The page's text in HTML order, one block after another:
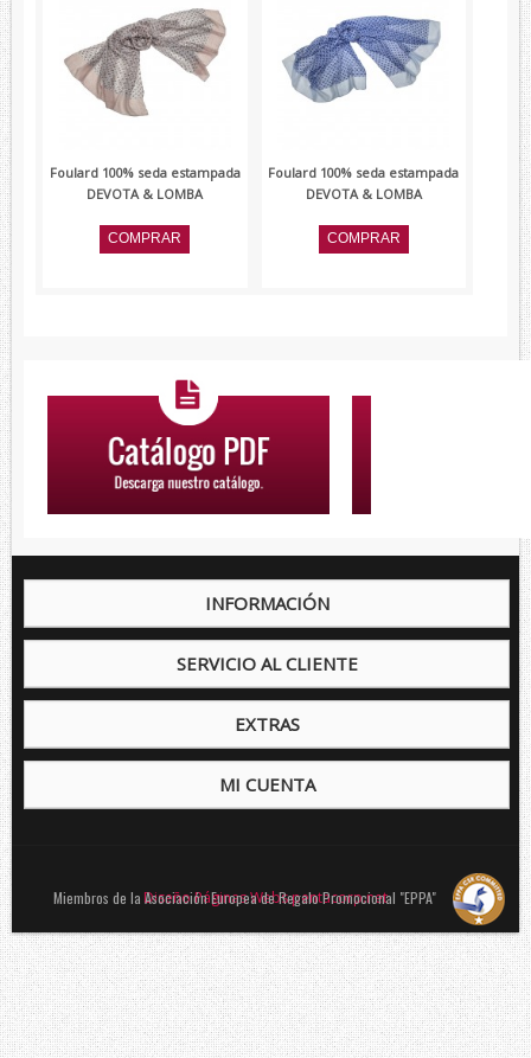
Foulard 100% seda estampada
DEVOTA & LOMBA
Foulard 100% seda estampada
DEVOTA & LOMBA
INFORMACIÓN
SERVICIO AL CLIENTE
EXTRAS
MI CUENTA
Diseño Páginas Webs pentacorp.net
Miembros de la Asociación Europea de Regalo Promocional "EPPA"